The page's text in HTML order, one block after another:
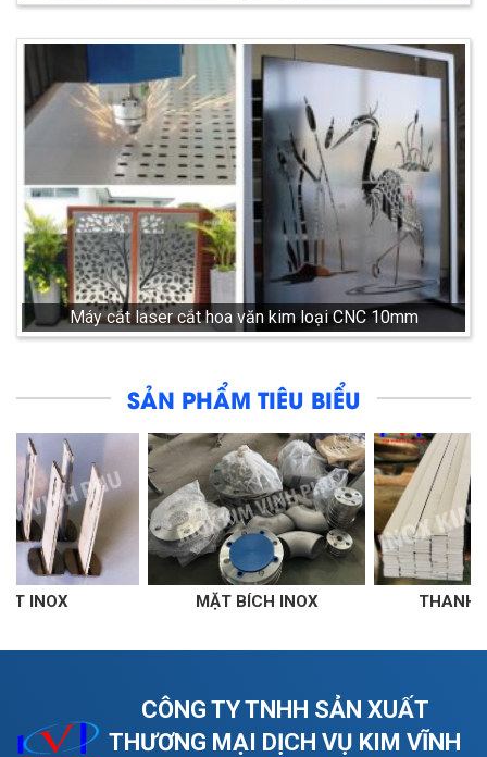
Máy cắt laser cắt hoa văn kim loại CNC 10mm
SẢN PHẨM TIÊU BIỂU
INOX THANH LA INOX THANH
CÔNG TY TNHH SẢN XUẤT
THƯƠNG MẠI DỊCH VỤ KIM VĨNH